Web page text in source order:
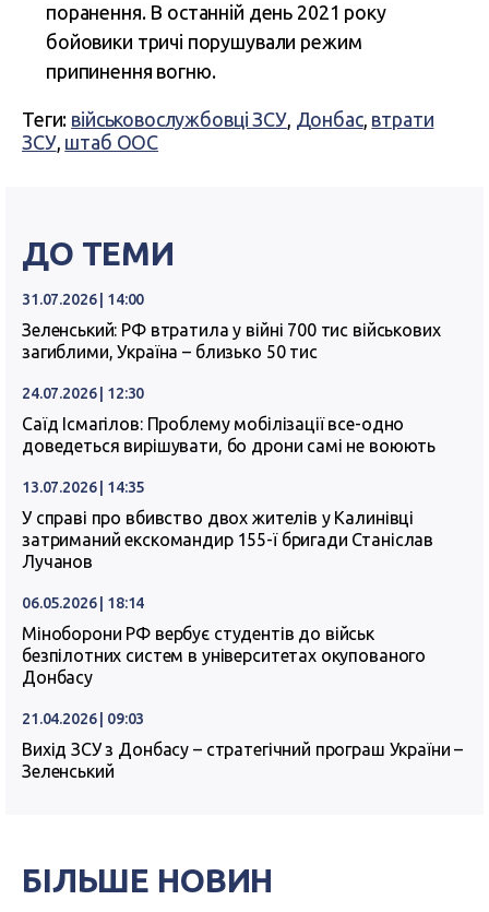
поранення. В останній день 2021 року
бойовики тричі порушували режим
припинення вогню.
Теги: військовослужбовці ЗСУ, Донбас, втрати
ЗСУ, штаб ООС
ДО ТЕМИ
31.07.2026 | 14:00
Зеленський: РФ втратила у війні 700 тис військових
загиблими, Україна – близько 50 тис
24.07.2026 | 12:30
Саїд Ісмагілов: Проблему мобілізації все-одно
доведеться вирішувати, бо дрони самі не воюють
13.07.2026 | 14:35
У справі про вбивство двох жителів у Калинівці
затриманий екскомандир 155-ї бригади Станіслав
Лучанов
06.05.2026 | 18:14
Міноборони РФ вербує студентів до військ
безпілотних систем в університетах окупованого
Донбасу
21.04.2026 | 09:03
Вихід ЗСУ з Донбасу – стратегічний програш України –
Зеленський
БІЛЬШЕ НОВИН